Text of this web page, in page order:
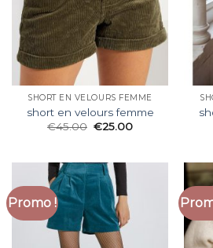
SHORT EN VELOURS FEMME
short en velours femme
€45.00 €25.00
Promo !